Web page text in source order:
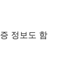
정보도 함